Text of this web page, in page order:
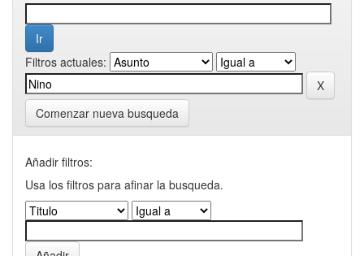
Filtros actuales:
Comenzar nueva busqueda
Añadir filtros:
Usa los filtros para afinar la busqueda.